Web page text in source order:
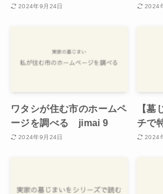
2024年9月24日 2024
ワタシが住む市のホームペ
ージを調べる jimai 9
2024年9月24日
【墓
チで
2024